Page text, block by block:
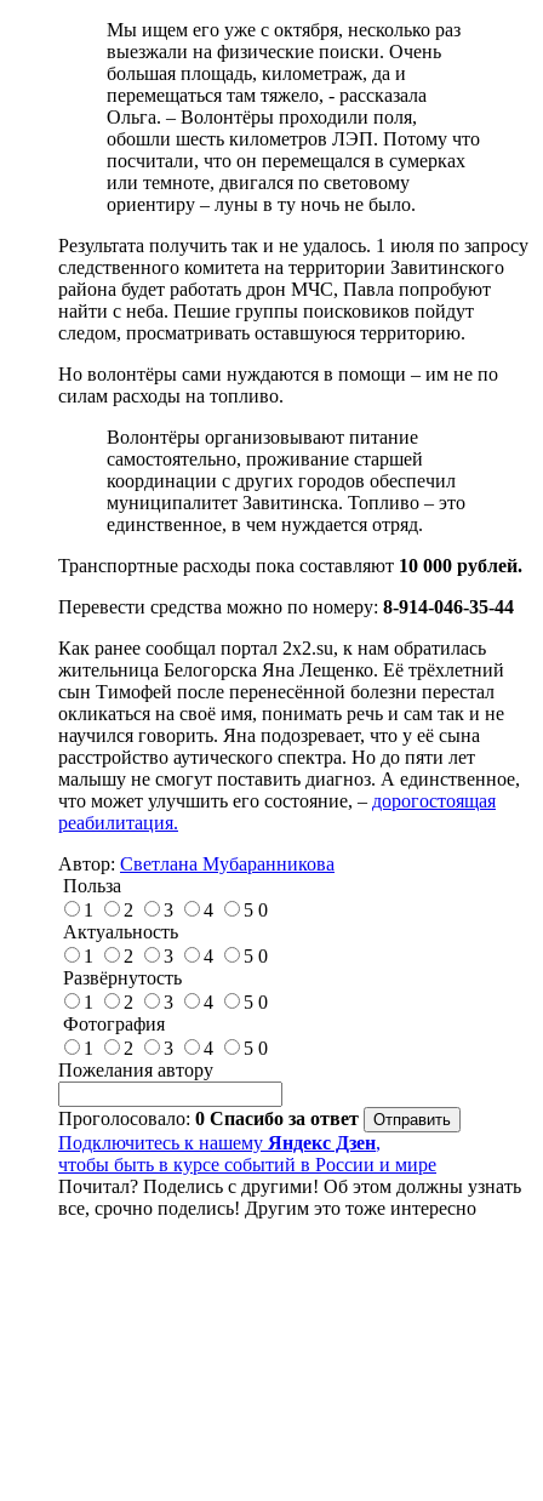
Мы ищем его уже с октября, несколько раз
выезжали на физические поиски. Очень
большая площадь, километраж, да и
перемещаться там тяжело, - рассказала
Ольга. – Волонтёры проходили поля,
обошли шесть километров ЛЭП. Потому что
посчитали, что он перемещался в сумерках
или темноте, двигался по световому
ориентиру – луны в ту ночь не было.
Результата получить так и не удалось. 1 июля по запросу
следственного комитета на территории Завитинского
района будет работать дрон МЧС, Павла попробуют
найти с неба. Пешие группы поисковиков пойдут
следом, просматривать оставшуюся территорию.
Но волонтёры сами нуждаются в помощи – им не по
силам расходы на топливо.
Волонтёры организовывают питание
самостоятельно, проживание старшей
координации с других городов обеспечил
муниципалитет Завитинска. Топливо – это
единственное, в чем нуждается отряд.
Транспортные расходы пока составляют 10 000 рублей.
Перевести средства можно по номеру: 8-914-046-35-44
Как ранее сообщал портал 2x2.su, к нам обратилась
жительница Белогорска Яна Лещенко. Её трёхлетний
сын Тимофей после перенесённой болезни перестал
окликаться на своё имя, понимать речь и сам так и не
научился говорить. Яна подозревает, что у её сына
расстройство аутического спектра. Но до пяти лет
малышу не смогут поставить диагноз. А единственное,
что может улучшить его состояние, – дорогостоящая
реабилитация.
Автор: Светлана Мубаранникова
Польза
1
2 3 4 5 0
Актуальность
1
2 3 4 5 0
Развёрнутость
1
2 3 4 5 0
Фотография
1
2 3 4 5 0
Пожелания автору
Проголосовало: 0 Спасибо за ответ
Подключитесь к нашему Яндекс Дзен,
чтобы быть в курсе событий в России и мире
Почитал? Поделись с другими! Об этом должны узнать
все, срочно поделись! Другим это тоже интересно